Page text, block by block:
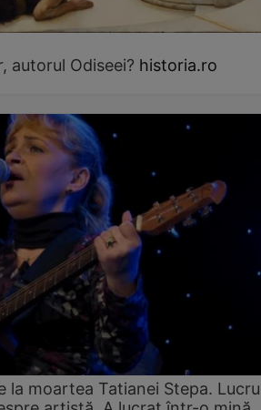
autorul Odiseei? historia.ro
la moartea Tatianei Stepa.